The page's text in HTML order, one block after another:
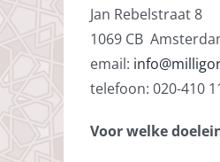
Jan Rebelstraat 8
1069 CB
email:
telefoon: 020-410
Voor welke